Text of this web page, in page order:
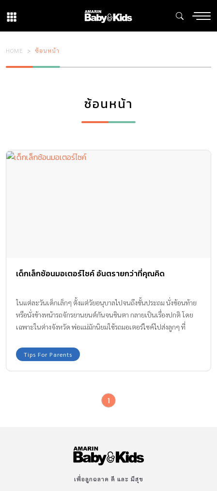
HOME ซ้อนหน้า
ซ้อนหน้า
เด็กเล็กซ้อนมอเตอร์ไซค์ อันตรายกว่าที่คุณคิด
ในแต่ละวันเด็กเล็กๆ ตั้งแต่วัยอนุบาลไปจนถึงชั้นประถม นั่งซ้อนท้าย
หรือนั่งข้างหน้ารถจักรยานยนต์กันจนชินตา กลายเป็นเรื่องปกติ โดย
เฉพาะในต่างจังหวัด พ่อแม่มักนิยมใช้รถมอเตอร์ไซค์ไปส่งลูกๆ ที่
กว่าที่คิด
Tips For Parents
1
เพื่อลูกฉลาด ดี และ มีสุข